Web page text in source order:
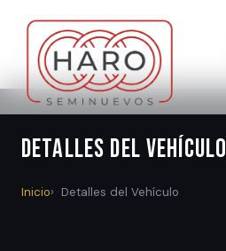
Detalles del Vehículo
Inicio Detalles del Vehículo